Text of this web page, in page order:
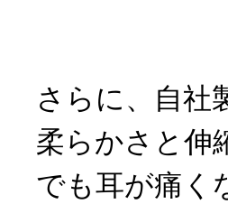
さらに、自社
柔らかさと伸
でも耳が痛く